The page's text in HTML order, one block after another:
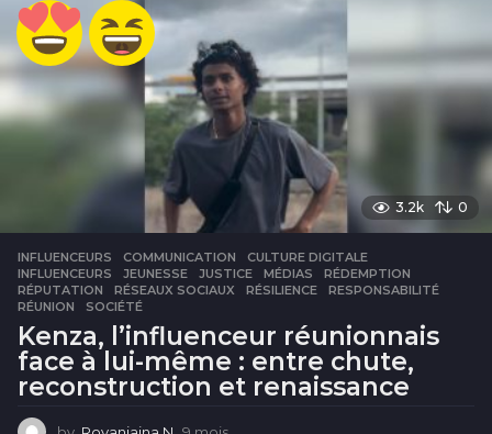
s
3.2k 0
INFLUENCEURS COMMUNICATION ,CULTURE DIGITALE
INFLUENCEURS
,JEUNESSE ,JUSTICE ,MÉDIAS ,RÉDEMPTION
RÉPUTATION
,RÉSEAUX SOCIAUX ,RÉSILIENCE ,RESPONSABILITÉ
RÉUNION
,SOCIÉTÉ
Kenza, l’influenceur réunionnais
face à lui-même : entre chute,
reconstruction et renaissance